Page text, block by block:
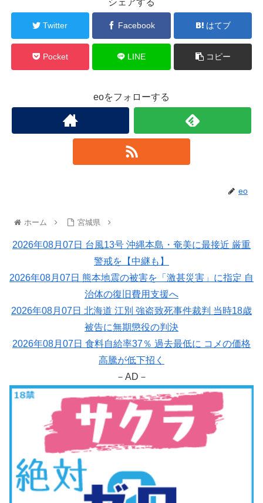
Twitter Facebook はてブ
Pocket LINE コピー
eoをフォローする
eo
ホーム 宮城県
2026年08月07日 台風13号 沖縄本島・奄美に最接近 厳重
警戒を【中継も】
2026年08月07日 熊本地震の被害を「激甚災害」に指定 自
治体の復旧費用支援へ
2026年08月07日 北海道 江別 強盗致死事件裁判 当時18歳
被告に無期懲役の判決
2026年08月07日 食料自給率37％ 過去最低に コメの価格
高騰が低下招く
－AD－